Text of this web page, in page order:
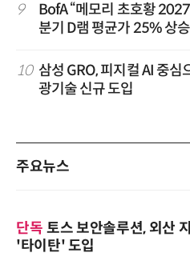
9
BofA “메모리 초호황
분기 D램 평균가 25% 상
10 삼성 GRO, 피지컬 AI 중
광기술 신규 도입
주요뉴스
단독 토스 보안솔루션, 외산
'타이탄' 도입